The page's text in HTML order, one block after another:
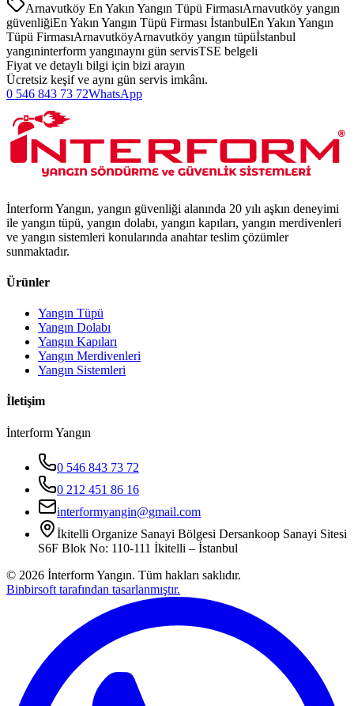
Arnavutköy En Yakın Yangın Tüpü FirmasıArnavutköy yangın
güvenliğiEn Yakın Yangın Tüpü Firması İstanbulEn Yakın Yangın
Tüpü FirmasıArnavutköyArnavutköy yangın tüpüİstanbul
yangıninterform yangınaynı gün servisTSE belgeli
Fiyat ve detaylı bilgi için bizi arayın
Ücretsiz keşif ve aynı gün servis imkânı.
0 546 843 73 72WhatsApp
İnterform Yangın, yangın güvenliği alanında 20 yılı aşkın deneyimi
ile yangın tüpü, yangın dolabı, yangın kapıları, yangın merdivenleri
ve yangın sistemleri konularında anahtar teslim çözümler
sunmaktadır.
Ürünler
Yangın Tüpü
Yangın Dolabı
Yangın Kapıları
Yangın Merdivenleri
Yangın Sistemleri
İletişim
İnterform Yangın
0 546 843 73 72
0 212 451 86 16
interformyangin@gmail.com
İkitelli Organize Sanayi Bölgesi Dersankoop Sanayi Sitesi
S6F Blok No: 110-111 İkitelli – İstanbul
© 2026 İnterform Yangın. Tüm hakları saklıdır.
Binbirsoft tarafından tasarlanmıştır.